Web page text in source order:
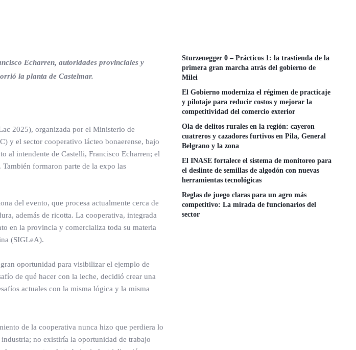
Echarren, autoridades provinciales y
la planta de Castelmar.
2025), organizada por el Ministerio de
y el sector cooperativo lácteo bonaerense, bajo
al intendente de Castelli, Francisco Echarren; el
formaron parte de la expo las
del evento, que procesa actualmente cerca de
además de ricotta. La cooperativa, integrada
en la provincia y comercializa toda su materia
(SIGLeA).
oportunidad para visibilizar el ejemplo de
de qué hacer con la leche, decidió crear una
actuales con la misma lógica y la misma
de la cooperativa nunca hizo que perdiera lo
no existiría la oportunidad de trabajo
Sturzenegger 0 – Prácticos 1: la trastienda de la
primera gran marcha atrás del gobierno de
Milei
El Gobierno moderniza el régimen de practicaje
y pilotaje para reducir costos y mejorar la
competitividad del comercio exterior
Ola de delitos rurales en la región: cayeron
cuatreros y cazadores furtivos en Pila, General
Belgrano y la zona
El INASE fortalece el sistema de monitoreo para
el deslinte de semillas de algodón con nuevas
herramientas tecnológicas
Reglas de juego claras para un agro más
competitivo: La mirada de funcionarios del
sector